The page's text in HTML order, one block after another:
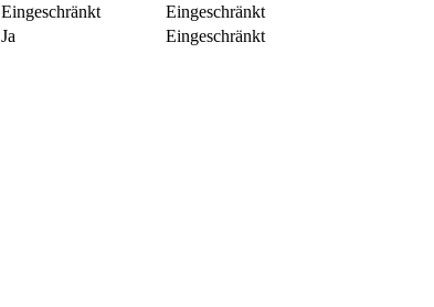
Eingeschränkt
Eingeschränkt
Ja Eingeschränkt